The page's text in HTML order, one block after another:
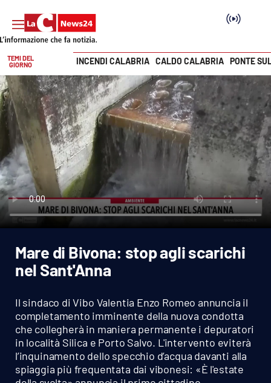
SEZIONI
Cronaca
Politica
Attualità
Economia e lavoro
Italia Mondo
Sport
Cultura
Podcast
Vai
TEMI DEL
GIORNO
INCENDI CALABRIA CALDO CALABRIA PONTE
Mare di Bivona: stop agli scarichi
nel Sant'Anna
Il sindaco di Vibo Valentia Enzo Romeo annuncia il
completamento imminente della nuova condotta
che collegherà in maniera permanente i depuratori
in località Silica e Porto Salvo. L'intervento eviterà
l’inquinamento dello specchio d’acqua davanti alla
spiaggia più frequentata dai vibonesi: «È l'estate